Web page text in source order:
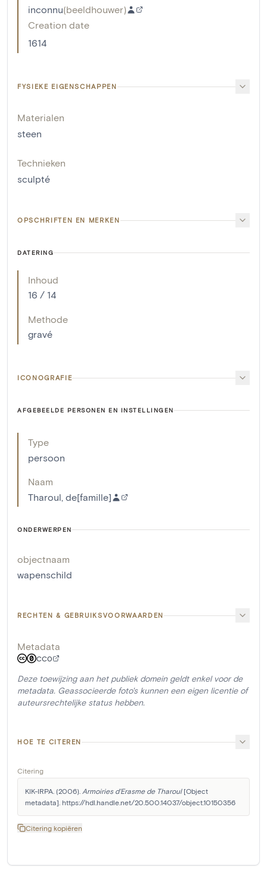
inconnu(beeldhouwer)
Creation date
1614
FYSIEKE EIGENSCHAPPEN
Materialen
steen
Technieken
sculpté
OPSCHRIFTEN EN MERKEN
DATERING
Inhoud
16 / 14
Methode
gravé
ICONOGRAFIE
AFGEBEELDE PERSONEN EN INSTELLINGEN
Type
persoon
Naam
Tharoul, de[famille]
ONDERWERPEN
objectnaam
wapenschild
RECHTEN & GEBRUIKSVOORWAARDEN
Metadata
CC0
Deze toewijzing aan het publiek domein geldt enkel voor de
metadata. Geassocieerde foto's kunnen een eigen licentie of
auteursrechtelijke status hebben.
HOE TE CITEREN
Citering
KIK-IRPA. (2006). Armoiries d'Erasme de Tharoul [Object
metadata]. https://hdl.handle.net/20.500.14037/object.10150356
Citering kopiëren